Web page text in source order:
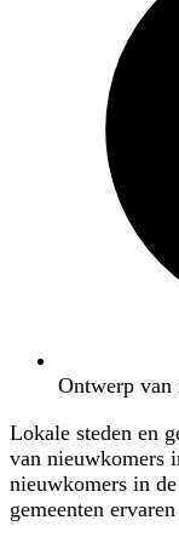
Ontwerp van
Lokale steden en
van nieuwkomers
nieuwkomers in
gemeenten